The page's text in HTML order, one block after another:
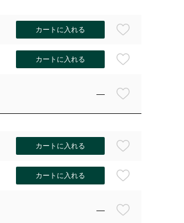
カートに入れる
カートに入れる
—
カートに入れる
カートに入れる
—